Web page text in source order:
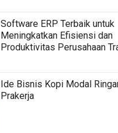
Software ERP Terbaik untuk
Meningkatkan Efisiensi dan
Produktivitas Perusahaan
Ide Bisnis Kopi Modal
Prakerja